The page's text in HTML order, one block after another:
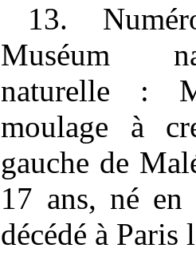
13.
Muséum
naturelle :
moulage à
gauche de
17 ans, né en
décédé à